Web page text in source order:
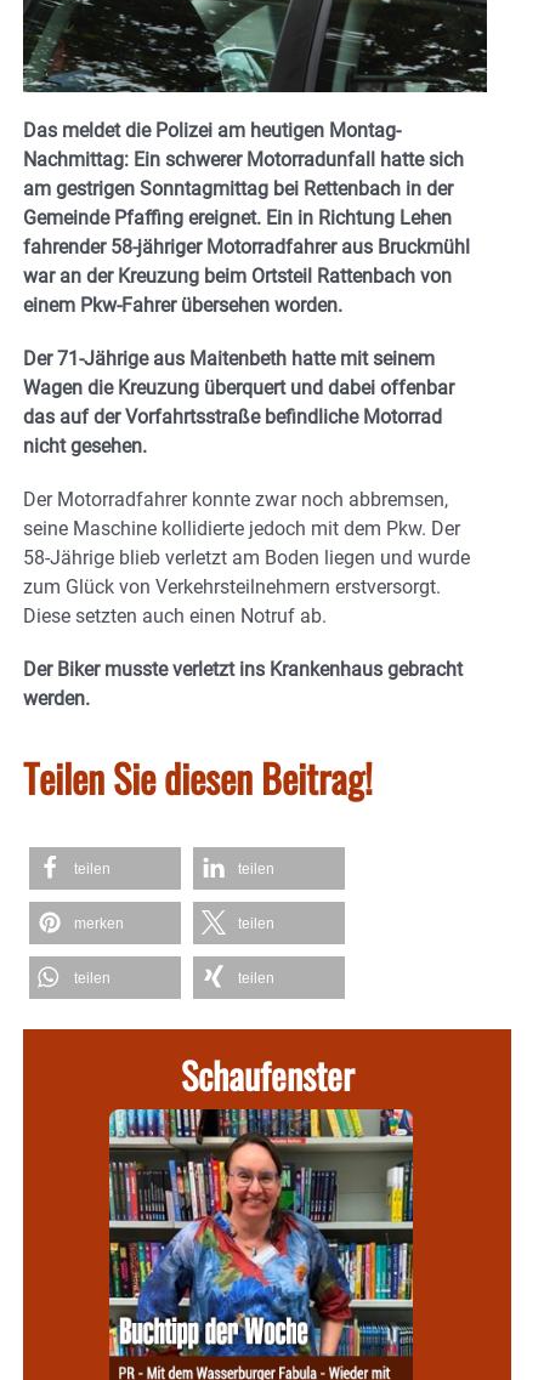
Das meldet die Polizei am heutigen Montag-
Nachmittag: Ein schwerer Motorradunfall hatte sich
am gestrigen Sonntagmittag bei Rettenbach in der
Gemeinde Pfaffing ereignet. Ein in Richtung Lehen
fahrender 58-jähriger Motorradfahrer aus Bruckmühl
war an der Kreuzung beim Ortsteil Rattenbach von
einem Pkw-Fahrer übersehen worden.
Der 71-Jährige aus Maitenbeth hatte mit seinem
Wagen die Kreuzung überquert und dabei offenbar
das auf der Vorfahrtsstraße befindliche Motorrad
nicht gesehen.
Der Motorradfahrer konnte zwar noch abbremsen,
seine Maschine kollidierte jedoch mit dem Pkw. Der
58-Jährige blieb verletzt am Boden liegen und wurde
zum Glück von Verkehrsteilnehmern erstversorgt.
Diese setzten auch einen Notruf ab.
Der Biker musste verletzt ins Krankenhaus gebracht
werden.
Teilen Sie diesen Beitrag!
teilen teilen
merken teilen
teilen teilen
Schaufenster